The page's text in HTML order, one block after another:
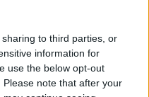
to third parties, or
information for
use the below opt-out
note that after your
Θεσσαλονίκης